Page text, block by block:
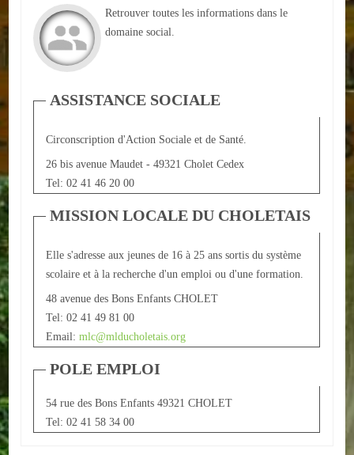
Santé
Social
Culturel
Divers
Arrêtes en cours
Ecole publique
ASSOCIATIONS
Sportives
Retrouver toutes les informations dans le
domaine social.
ASSISTANCE SOCIALE
Circonscription d'Action Sociale et de Santé.
26 bis avenue Maudet - 49321 Cholet Cedex
Tel: 02 41 46 20 00
MISSION LOCALE DU CHOLETAIS
Elle s'adresse aux jeunes de 16 à 25 ans sortis du système
scolaire et à la recherche d'un emploi ou d'une formation.
48 avenue des Bons Enfants CHOLET
Tel: 02 41 49 81 00
Email:mlc@mlducholetais.org
POLE EMPLOI
54 rue des Bons Enfants 49321 CHOLET
Tel: 02 41 58 34 00